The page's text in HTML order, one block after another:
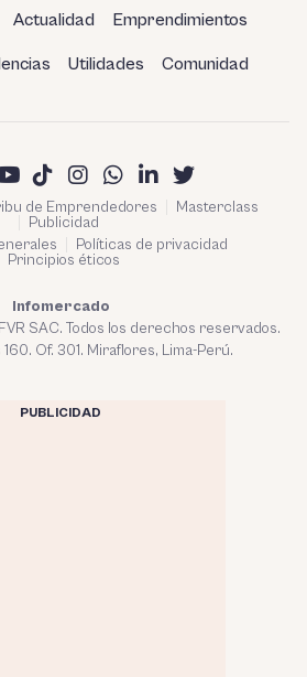
Actualidad Emprendimientos
Utilidades Comunidad
de Emprendedores
Masterclass
Publicidad
Políticas de privacidad
Principios éticos
Infomercado
SAC. Todos los derechos reservados.
Of. 301. Miraflores, Lima-Perú.
PUBLICIDAD